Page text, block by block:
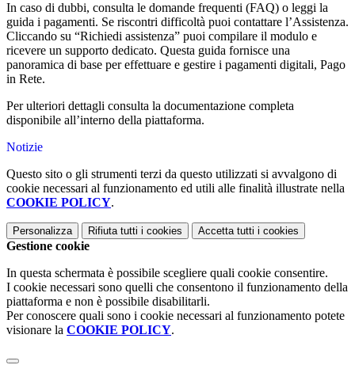
In caso di dubbi, consulta le domande frequenti (FAQ) o leggi la
guida i pagamenti. Se riscontri difficoltà puoi contattare l’Assistenza.
Cliccando su “Richiedi assistenza” puoi compilare il modulo e
ricevere un supporto dedicato. Questa guida fornisce una
panoramica di base per effettuare e gestire i pagamenti digitali, Pago
in Rete.
Per ulteriori dettagli consulta la documentazione completa
disponibile all’interno della piattaforma.
Notizie
Questo sito o gli strumenti terzi da questo utilizzati si avvalgono di
cookie necessari al funzionamento ed utili alle finalità illustrate nella
COOKIE POLICY.
Personalizza Rifiuta tutti i cookies Accetta tutti i cookies
Gestione cookie
In questa schermata è possibile scegliere quali cookie consentire.
I cookie necessari sono quelli che consentono il funzionamento della
piattaforma e non è possibile disabilitarli.
Per conoscere quali sono i cookie necessari al funzionamento potete
visionare la COOKIE POLICY.